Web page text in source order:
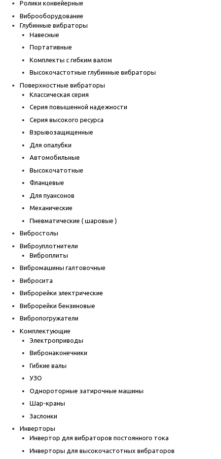
Ролики конвейерные
Виброоборудование
Глубинные вибраторы
Навесные
Портативные
Комплекты с гибким валом
Высокочастотные глубинные вибраторы
Поверхностные вибраторы
Классическая серия
Серия повышенной надежности
Серия высокого ресурса
Взрывозащищенные
Для опалубки
Автомобильные
Высокочатотные
Фланцевые
Для пуансонов
Механические
Пневматические ( шаровые )
Вибростолы
Виброуплотнители
Виброплиты
Вибромашины галтовочные
Вибросита
Виброрейки электрические
Виброрейки бензиновые
Вибропогружатели
Комплектующие
Электроприводы
Вибронаконечники
Гибкие валы
УЗО
Однороторные затирочные машины
Шар-краны
Заслонки
Инверторы
Инвертор для вибраторов постоянного тока
Инверторы для высокочастотных вибраторов